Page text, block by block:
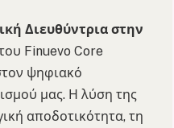
Διευθύντρια στην
Finuevo Core
ψηφιακό
μας. Η λύση της
αποδοτικότητα, τη